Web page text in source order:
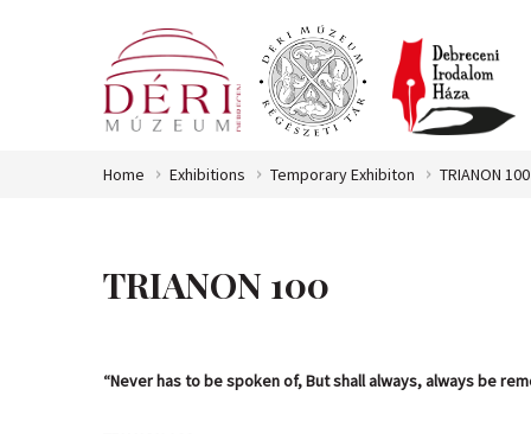
Home Exhibitions Temporary Exhibiton TRIANON 100
TRIANON 100
“Never has to be spoken of, But shall always, always be